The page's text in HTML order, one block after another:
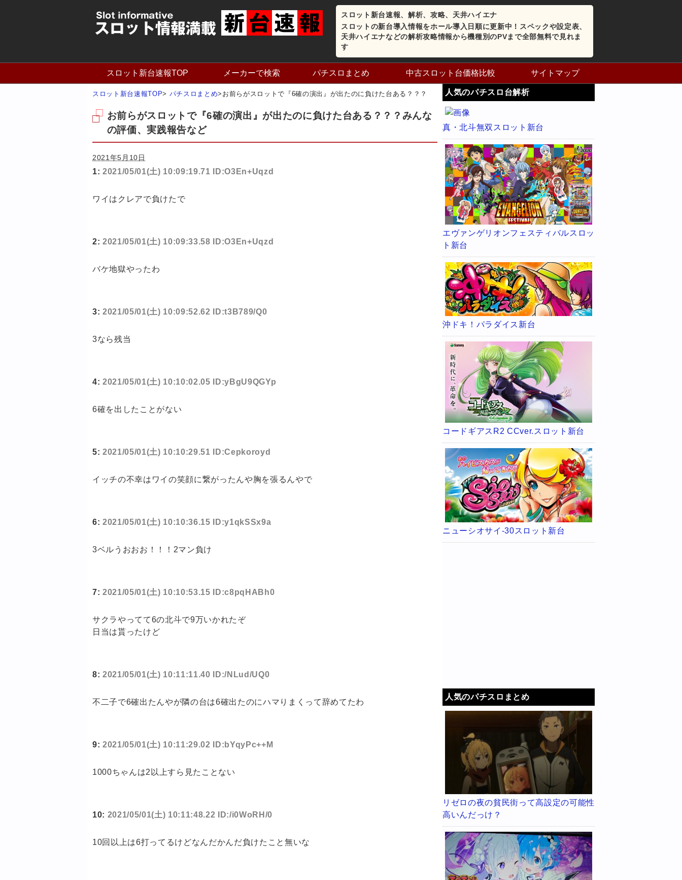
スロット新台速報、解析、攻略、天井ハイエナ
スロットの新台導入情報をホール導入日順に更新中！スペックや設定表、
天井ハイエナなどの解析攻略情報から機種別のPVまで全部無料で見れま
す
スロット新台速報TOP メーカーで検索 パチスロまとめ 中古スロット台価格比較 サイトマップ
スロット新台速報TOP> パチスロまとめ> お前らがスロットで『6確の演出』が出たのに負けた台ある？？？
お前らがスロットで『6確の演出』が出たのに負けた台ある？？？みんな
の評価、実践報告など
2021年5月10日
1: 2021/05/01(土) 10:09:19.71 ID:O3En+Uqzd
ワイはクレアで負けたで
2: 2021/05/01(土) 10:09:33.58 ID:O3En+Uqzd
バケ地獄やったわ
3: 2021/05/01(土) 10:09:52.62 ID:t3B789/Q0
3なら残当
4: 2021/05/01(土) 10:10:02.05 ID:yBgU9QGYp
6確を出したことがない
5: 2021/05/01(土) 10:10:29.51 ID:Cepkoroyd
イッチの不幸はワイの笑顔に繋がったんや胸を張るんやで
6: 2021/05/01(土) 10:10:36.15 ID:y1qkSSx9a
3ベルうおおお！！！2マン負け
7: 2021/05/01(土) 10:10:53.15 ID:c8pqHABh0
サクラやってて6の北斗で9万いかれたぞ
日当は貰ったけど
8: 2021/05/01(土) 10:11:11.40 ID:/NLud/UQ0
不二子で6確出たんやが隣の台は6確出たのにハマりまくって辞めてたわ
9: 2021/05/01(土) 10:11:29.02 ID:bYqyPc++M
1000ちゃんは2以上すら見たことない
10: 2021/05/01(土) 10:11:48.22 ID:/i0WoRH/0
10回以上は6打ってるけどなんだかんだ負けたこと無いな
人気のパチスロ台解析
真・北斗無双スロット新台
エヴァンゲリオンフェスティバルスロッ
ト新台
沖ドキ！パラダイス新台
コードギアスR2 CCver.スロット新台
ニューシオサイ-30スロット新台
人気のパチスロまとめ
リゼロの夜の貧民街って高設定の可能性
高いんだっけ？